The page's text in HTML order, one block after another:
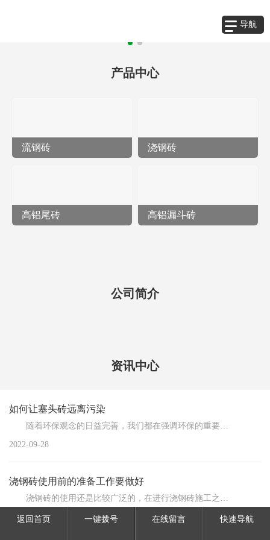
导航
产品中心
流钢砖 浇钢砖
高铝尾砖 高铝漏斗砖
公司简介
资讯中心
如何让塞头砖远离污染
随着环保观念的日益完善，我们都在强调环保的重要性，使得任何物质都不要被污染是我们的原则，同理，我...
2022-09-28
浇钢砖使用前的准备工作要做好
浇钢砖的使用还是比较广泛的，在进行浇钢砖施工之前都是需要提前做好准备工作的，需要对使用材料的检查...
2020-01-19
返回首页 一键拨号 在线留言 快速导航